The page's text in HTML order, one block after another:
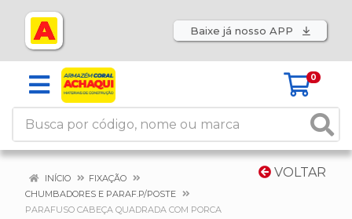
Baixe já nosso APP
0
VOLTAR
INÍCIO
FIXAÇÃO
CHUMBADORES E PARAF.P/POSTE
PARAFUSO CABEÇA QUADRADA COM PORCA